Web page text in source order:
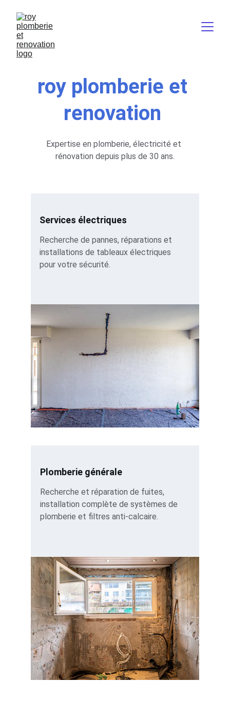
roy plomberie et
renovation
Expertise en plomberie, électricité et
rénovation depuis plus de 30 ans.
Plomberie générale
Recherche et réparation de fuites,
installation complète de systèmes de
plomberie et filtres anti-calcaire.
Services électriques
Recherche de pannes, réparations et
installations de tableaux électriques
pour votre sécurité.